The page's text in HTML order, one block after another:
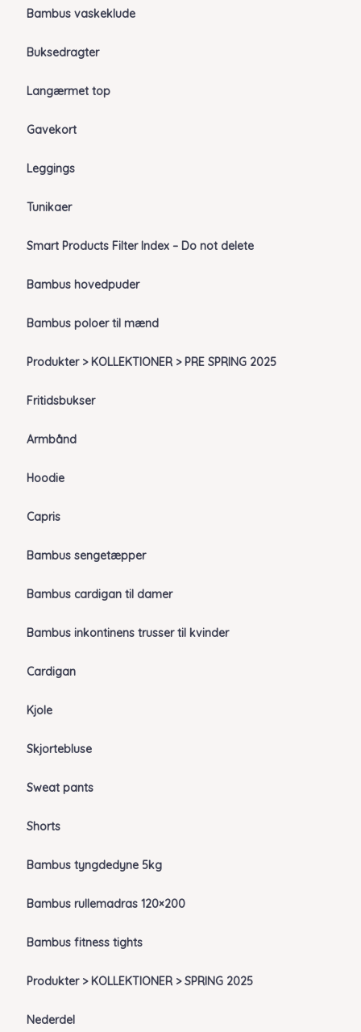
Bambus vaskeklude
Buksedragter
Langærmet top
Gavekort
Leggings
Tunikaer
Smart Products Filter Index – Do not delete
Bambus hovedpuder
Bambus poloer til mænd
Produkter > KOLLEKTIONER > PRE SPRING 2025
Fritidsbukser
Armbånd
Hoodie
Capris
Bambus sengetæpper
Bambus cardigan til damer
Bambus inkontinens trusser til kvinder
Cardigan
Kjole
Skjortebluse
Sweat pants
Shorts
Bambus tyngdedyne 5kg
Bambus rullemadras 120×200
Bambus fitness tights
Produkter > KOLLEKTIONER > SPRING 2025
Nederdel